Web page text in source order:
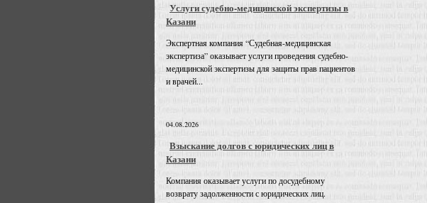
Услуги судебно-медицинской экспертизы в
Казани
Экспертная компания “Судебная-медицинская
экспертиза” оказывает услуги проведения судебно-
медицинской экспертизы для защиты прав пациентов
и врачей...
04.08.2026
Взыскание долгов с юридических лиц в
Казани
Компания оказывает услуги по досудебному
возврату задолженности с юридических лиц.